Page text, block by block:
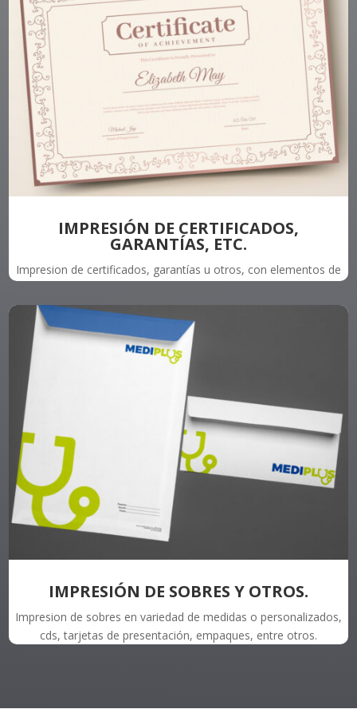
IMPRESIÓN DE CERTIFICADOS,
GARANTÍAS, ETC.
Impresion de certificados, garantías u otros, con elementos de
IMPRESIÓN DE SOBRES Y OTROS.
Impresion de sobres en variedad de medidas o personalizados,
cds, tarjetas de presentación, empaques, entre otros.